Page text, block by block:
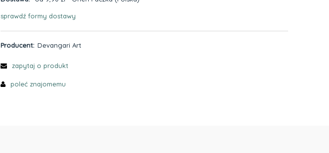
Cena nie zawiera ewentualnych kosztów
sprawdź formy dostawy
Producent: Devangari Art
zapytaj o produkt
poleć znajomemu